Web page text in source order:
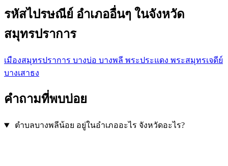
รหัสไปรษณีย์ อำเภออื่นๆ ในจังหวัด
สมุทรปราการ
เมืองสมุทรปราการ บางบ่อ บางพลี พระประแดง พระสมุทรเจดีย์
บางเสาธง
คำถามที่พบบ่อย
ตำบลบางพลีน้อย อยู่ในอำเภออะไร จังหวัดอะไร?